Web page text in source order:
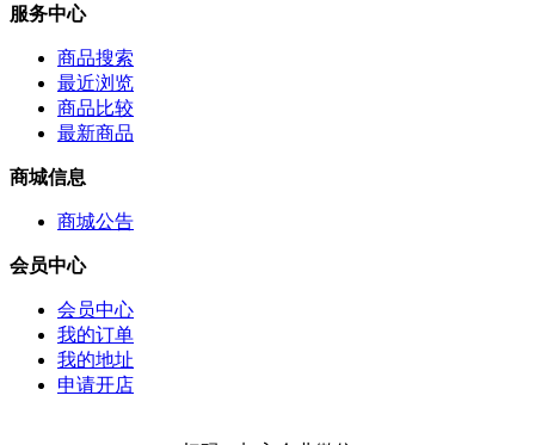
服务中心
商品搜索
最近浏览
商品比较
最新商品
商城信息
商城公告
会员中心
会员中心
我的订单
我的地址
申请开店